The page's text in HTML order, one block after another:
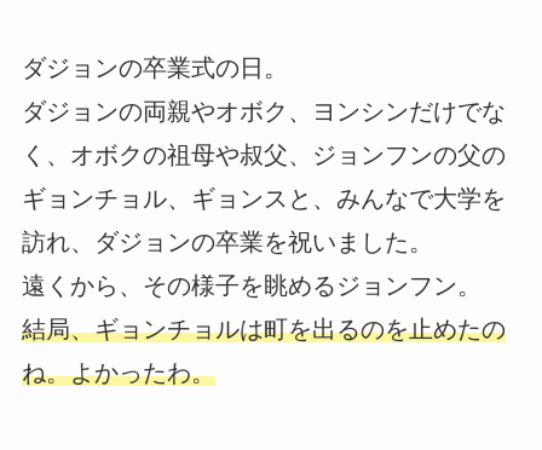
ダジョンの卒業式の日。
ダジョンの両親やオボク、ヨンシンだけでな
く、オボクの祖母や叔父、ジョンフンの父の
ギョンチョル、ギョンスと、みんなで大学を
訪れ、ダジョンの卒業を祝いました。
遠くから、その様子を眺めるジョンフン。
結局、ギョンチョルは町を出るのを止めたの
ね。よかったわ。